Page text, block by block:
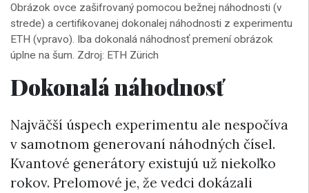
Obrázok ovce zašifrovaný pomocou bežnej náhodnosti (v
strede) a certifikovanej dokonalej náhodnosti z experimentu
ETH (vpravo). Iba dokonalá náhodnosť premení obrázok
úplne na šum. Zdroj: ETH Zürich
Dokonalá náhodnosť
Najväčší úspech experimentu ale nespočíva
v samotnom generovaní náhodných čísel.
Kvantové generátory existujú už niekoľko
rokov. Prelomové je, že vedci dokázali